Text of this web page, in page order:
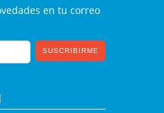
en tu correo